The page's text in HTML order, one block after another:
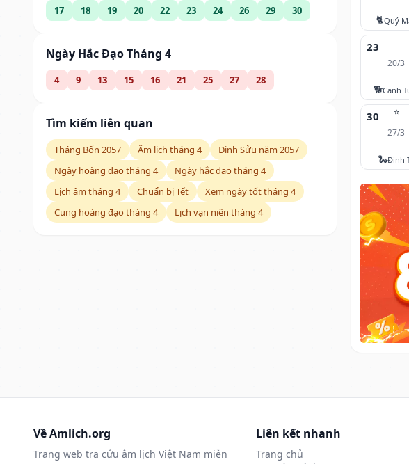
17
18 19 20 22 23 24 26 29 30
Ngày Hắc Đạo Tháng 4
4 9 13 15 16 21 25 27 28
Tìm kiếm liên quan
Tháng Bốn 2057 Âm lịch tháng 4
Đinh Sửu năm 2057
Ngày hoàng đạo tháng 4
Ngày hắc đạo tháng 4
Lịch âm tháng 4
Chuẩn bị Tết
Xem ngày tốt tháng 4
Cung hoàng đạo tháng 4
Lịch vạn niên tháng 4
🐈Quý
23
20/3
🐕Canh
⭐
30
27/3
🐍Đinh
Về Amlich.org
Trang web tra cứu âm lịch Việt Nam miễn
Liên kết nhanh
Trang chủ